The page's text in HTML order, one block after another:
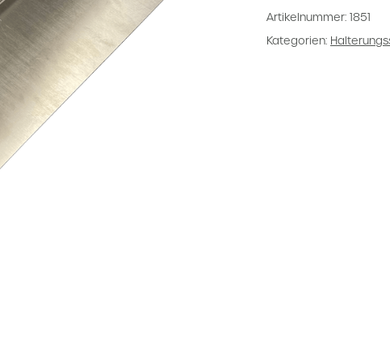
Artikelnummer: 1851
Kategorien: